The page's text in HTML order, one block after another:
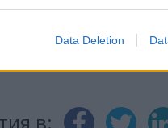
Data Deletion
в: